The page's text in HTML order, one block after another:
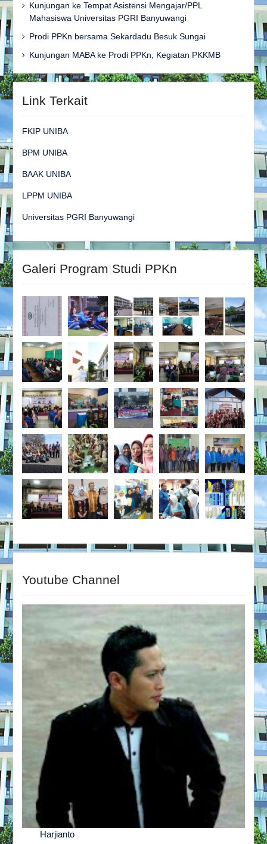
Kunjungan ke Tempat Asistensi Mengajar/PPL
Mahasiswa Universitas PGRI Banyuwangi
Prodi PPKn bersama Sekardadu Besuk Sungai
Kunjungan MABA ke Prodi PPKn, Kegiatan PKKMB
Link Terkait
FKIP UNIBA
BPM UNIBA
BAAK UNIBA
LPPM UNIBA
Universitas PGRI Banyuwangi
Galeri Program Studi PPKn
Youtube Channel
Harjianto